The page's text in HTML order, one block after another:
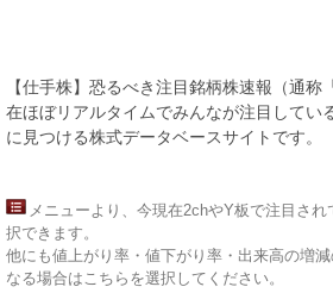
【仕手株】恐るべき注目銘柄株速報（通称
在ほぼリアルタイムでみんなが注目してい
に見つける株式データベースサイトです。
メニューより、今現在2chやY板で注目さ
択できます。
他にも値上がり率・値下がり率・出来高の増
なる場合はこちらを選択してください。